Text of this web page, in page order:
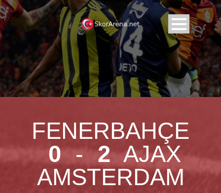
FENERBAHÇE
0 - 2 AJAX
AMSTERDAM